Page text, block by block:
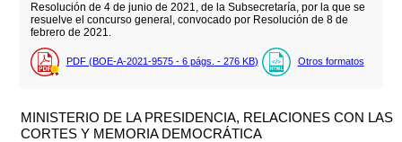
Resolución de 4 de junio de 2021, de la Subsecretaría, por la que se
resuelve el concurso general, convocado por Resolución de 8 de
febrero de 2021.
PDF (BOE-A-2021-9575 - 6 págs. - 276 KB) Otros formatos
MINISTERIO DE LA PRESIDENCIA, RELACIONES CON LAS
CORTES Y MEMORIA DEMOCRÁTICA